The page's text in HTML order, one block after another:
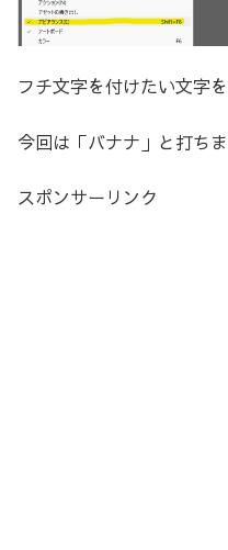
フチ文字を付けたい文字
今回は「バナナ」と打ちま
スポンサーリンク